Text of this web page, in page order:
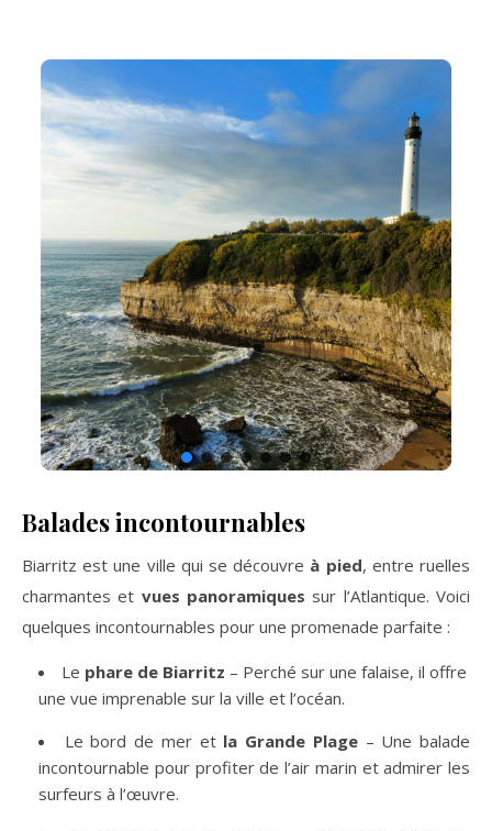
Balades incontournables
Biarritz est une ville qui se découvre à pied, entre ruelles
charmantes et vues panoramiques sur l’Atlantique. Voici
quelques incontournables pour une promenade parfaite :
Le phare de Biarritz – Perché sur une falaise, il offre
une vue imprenable sur la ville et l’océan.
Le bord de mer etla Grande Plage– Une balade
incontournable pour profiter de l’air marin et admirer les
surfeurs à l’œuvre.